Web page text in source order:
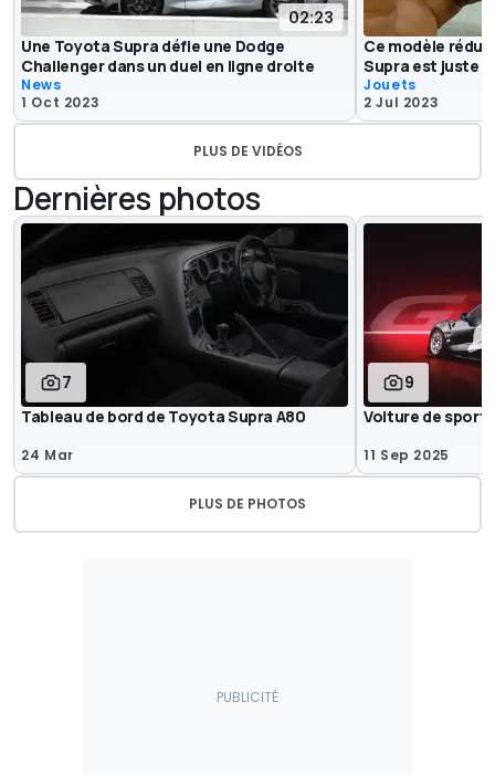
02:23
Une Toyota Supra défie une Dodge
Challenger dans un duel en ligne droite
News
1 Oct 2023
Ce modèle
Supra est juste
Jouets
2 Jul 2023
PLUS DE VIDÉOS
Dernières photos
7
Tableau de bord de Toyota Supra A80
24 Mar
9
Voiture de sport
11 Sep 2025
PLUS DE PHOTOS